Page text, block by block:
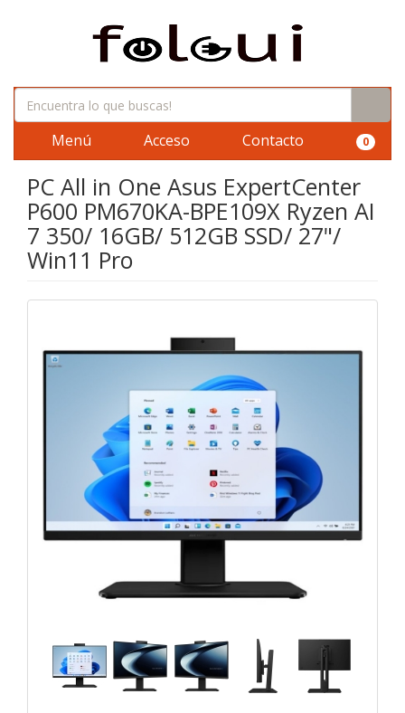
Menú Acceso Contacto 0
PC All in One Asus ExpertCenter
P600 PM670KA-BPE109X Ryzen AI
7 350/ 16GB/ 512GB SSD/ 27"/
Win11 Pro